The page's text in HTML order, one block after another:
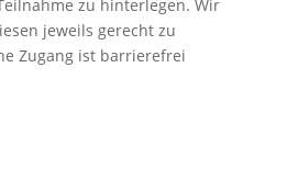
zu hinterlegen. Wir
jeweils gerecht zu
Zugang ist barrierefrei